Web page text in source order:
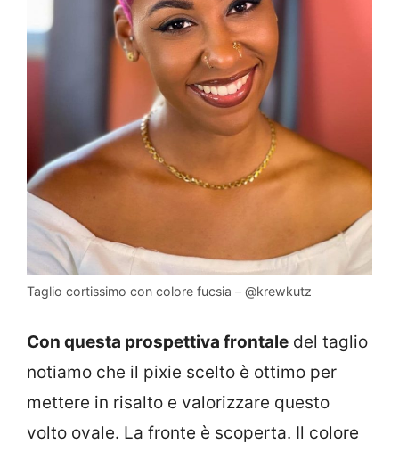
Taglio cortissimo con colore fucsia – @krewkutz
Con questa prospettiva frontale del taglio
notiamo che il pixie scelto è ottimo per
mettere in risalto e valorizzare questo
volto ovale. La fronte è scoperta. Il colore